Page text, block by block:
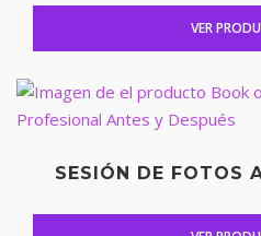
VER
SESIÓN DE FOTOS